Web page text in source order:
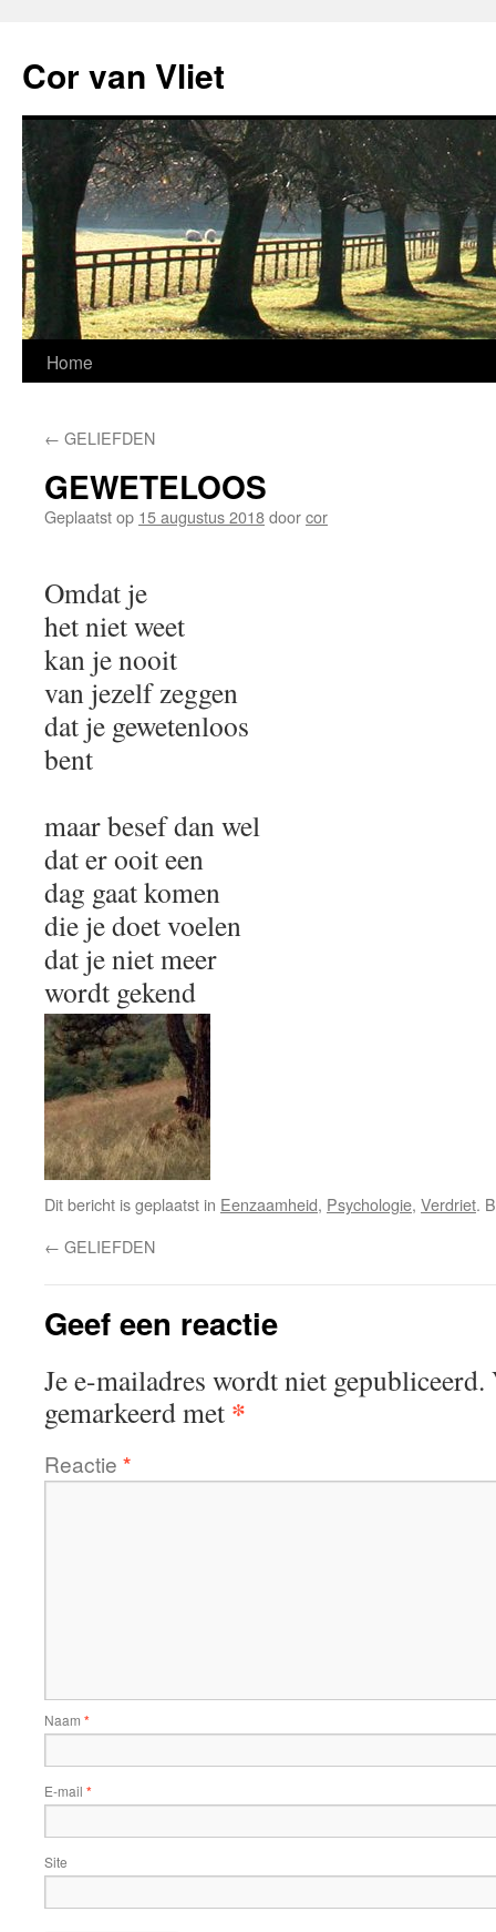
de
inhoud
Cor van Vliet
Home
← GELIEFDEN
GEWETELOOS
Geplaatst op 15 augustus 2018doorcor
Omdat je
het niet weet
kan je nooit
van jezelf zeggen
dat je gewetenloos
bent
maar besef dan wel
dat er ooit een
dag gaat komen
die je doet voelen
dat je niet meer
wordt gekend
Dit bericht is geplaatst in Eenzaamheid, Psychologie, Verdriet.
← GELIEFDEN
Geef een reactie
Je e-mailadres wordt niet gepubliceerd.
gemarkeerd met *
Reactie *
Naam *
E-mail *
Site